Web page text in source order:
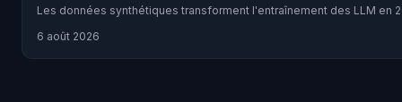
Les données synthétiques transforment l'entraînement des LLM
6 août 2026